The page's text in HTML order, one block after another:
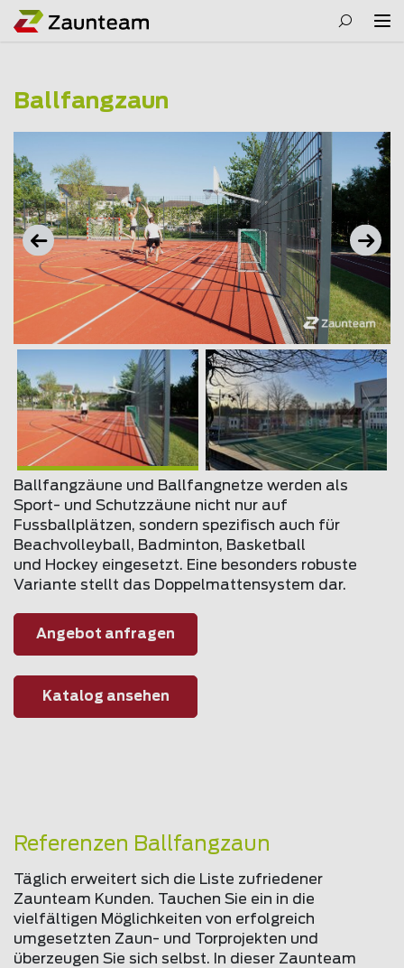
Ballfangzaun
Ballfangzäune und Ballfangnetze werden als
Sport- und Schutzzäune nicht nur auf
Fussballplätzen, sondern spezifisch auch für
Beachvolleyball, Badminton, Basketball
und Hockey eingesetzt. Eine besonders robuste
Variante stellt das Doppelmattensystem dar.
Angebot anfragen
Katalog ansehen
Referenzen Ballfangzaun
Täglich erweitert sich die Liste zufriedener
Zaunteam Kunden. Tauchen Sie ein in die
vielfältigen Möglichkeiten von erfolgreich
umgesetzten Zaun- und Torprojekten und
überzeugen Sie sich selbst. In dieser Zaunteam